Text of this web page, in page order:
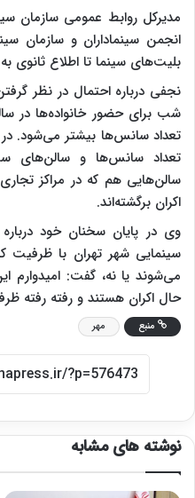
مدیرکل روابط عمومی سازمان
انجمن سینماداران و سازمان
بلیت‌های سینما تا اطلاع ثانوی
نجفی درباره احتمال در نظر
شب برای حضور خانواده‌ها در
تعداد سانس‌ها بیشتر می‌شود.
تعداد سانس‌ها و سالن‌های
سالن‌هایی هم که در مراکز
اکران برگشته‌اند.
وی در پایان سخنان خود درباره
سینمایی شهر تهران با ظرفیت
می‌شوند یا نه، گفت: امیدوارم
حال اکران هستند و رفته رفته
منبع مهر
نوشته های مشابه